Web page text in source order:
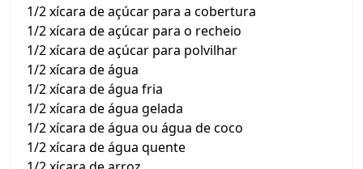
1/2 xícara de açúcar para a cobertura
1/2 xícara de açúcar para o recheio
1/2 xícara de açúcar para polvilhar
1/2 xícara de água
1/2 xícara de água fria
1/2 xícara de água gelada
1/2 xícara de água ou água de coco
1/2 xícara de água quente